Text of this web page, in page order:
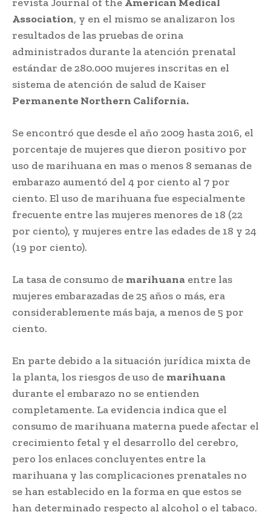
Association, y en el mismo se analizaron los
resultados de las pruebas de orina
administrados durante la atención prenatal
estándar de 280.000 mujeres inscritas en el
sistema de atención de salud de Kaiser
Permanente Northern California.
Se encontró que desde el año 2009 hasta 2016, el
porcentaje de mujeres que dieron positivo por
uso de marihuana en mas o menos 8 semanas de
embarazo aumentó del 4 por ciento al 7 por
ciento. El uso de marihuana fue especialmente
frecuente entre las mujeres menores de 18 (22
por ciento), y mujeres entre las edades de 18 y 24
(19 por ciento).
La tasa de consumo de marihuana entre las
mujeres embarazadas de 25 años o más, era
considerablemente más baja, a menos de 5 por
ciento.
En parte debido a la situación jurídica mixta de
la planta, los riesgos de uso de marihuana
durante el embarazo no se entienden
completamente. La evidencia indica que el
consumo de marihuana materna puede afectar el
crecimiento fetal y el desarrollo del cerebro,
pero los enlaces concluyentes entre la
marihuana y las complicaciones prenatales no
se han establecido en la forma en que estos se
han determinado respecto al alcohol o el tabaco.